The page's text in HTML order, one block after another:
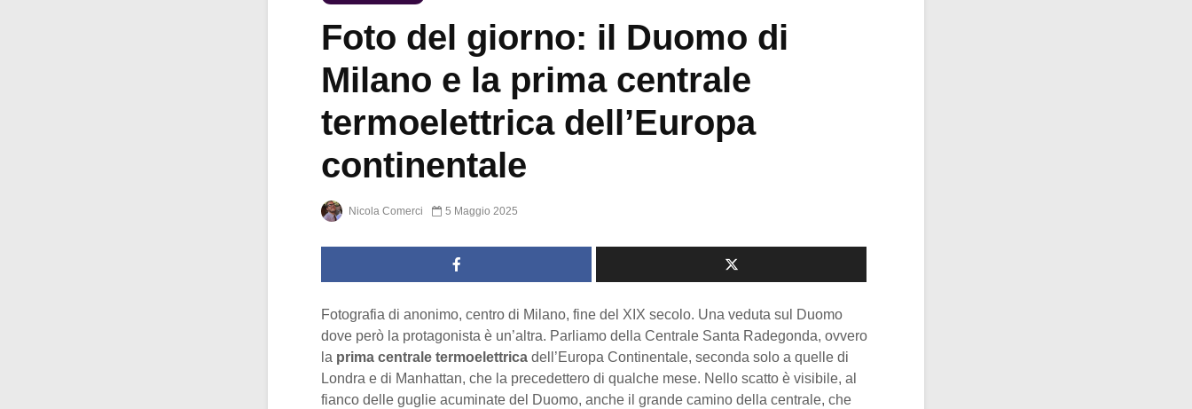
Foto del giorno: il Duomo di
Milano e la prima centrale
termoelettrica dell’Europa
continentale
Nicola Comerci 5 Maggio 2025
Fotografia di anonimo, centro di Milano, fine del XIX secolo. Una veduta sul Duomo
dove però la protagonista è un’altra. Parliamo della Centrale Santa Radegonda, ovvero
la prima centrale termoelettrica dell’Europa Continentale, seconda solo a quelle di
Londra e di Manhattan, che la precedettero di qualche mese. Nello scatto è visibile, al
fianco delle guglie acuminate del Duomo, anche il grande camino della centrale, che